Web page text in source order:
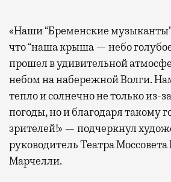
«Наши “Бременские
что “наша крыша — небо
прошел в удивительной
небом на набережной Волги.
тепло и солнечно не только из-
погоды, но и благодаря такому
зрителей!» — подчеркнул
руководитель Театра
Марчелли.